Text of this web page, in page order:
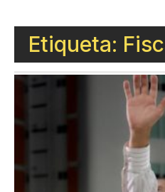
Etiqueta: